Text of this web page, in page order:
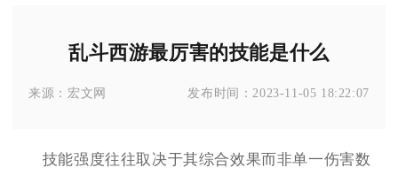
乱斗西游最厉害的技能是什么
来源： 宏文网 发布时间： 2023-11-05 18:22:07
技能强度往往取决于其综合效果而非单一伤害数